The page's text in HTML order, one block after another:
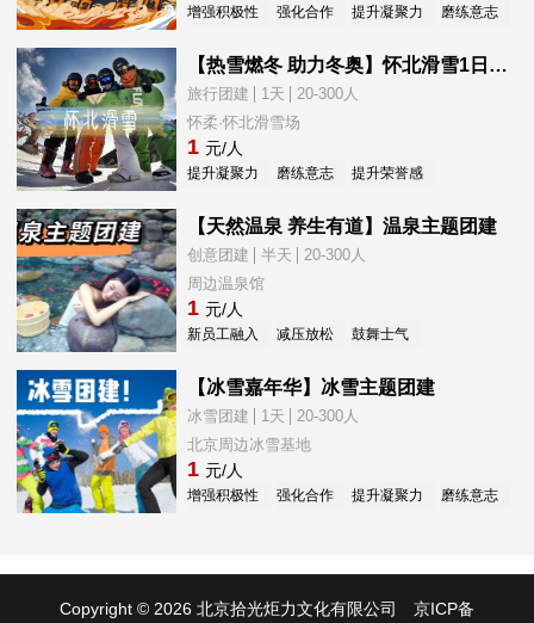
增强积极性 强化合作 提升凝聚力 磨练意志
【热雪燃冬 助力冬奥】怀北滑雪1日团建
旅行团建 1天
20-300人
怀柔·怀北滑雪场
1 元/人
提升凝聚力 磨练意志 提升荣誉感
【天然温泉 养生有道】温泉主题团建
创意团建 半天
20-300人
周边温泉馆
1 元/人
新员工融入 减压放松 鼓舞士气
【冰雪嘉年华】冰雪主题团建
冰雪团建 1天
20-300人
北京周边冰雪基地
1 元/人
增强积极性 强化合作 提升凝聚力 磨练意志
Copyright © 2026 北京拾光炬力文化有限公司 京ICP备